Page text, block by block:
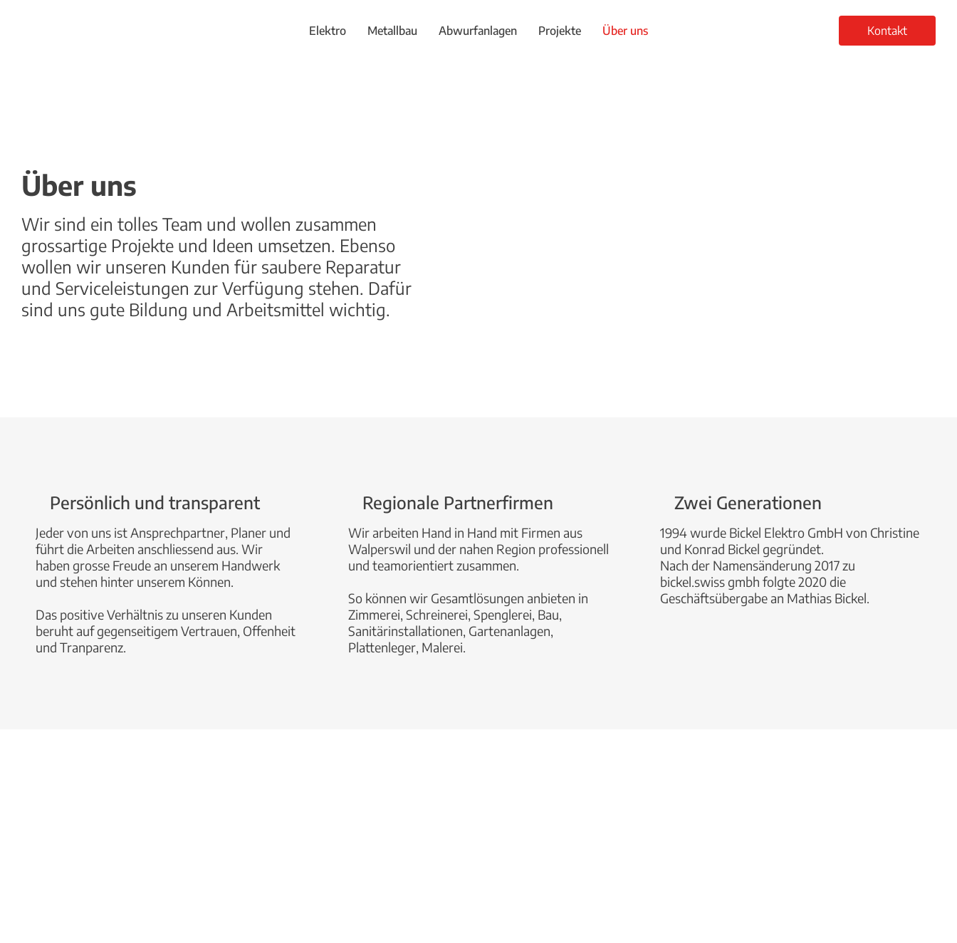
Elektro Metallbau Abwurfanlagen Projekte Über uns Kontakt
Über uns
Wir sind ein tolles Team und wollen zusammen
grossartige Projekte und Ideen umsetzen. Ebenso
wollen wir unseren Kunden für saubere Reparatur
und Serviceleistungen zur Verfügung stehen. Dafür
sind uns gute Bildung und Arbeitsmittel wichtig.
Jeder von uns ist Ansprechpartner, Planer und
führt die Arbeiten anschliessend aus. Wir
haben grosse Freude an unserem Handwerk
und stehen hinter unserem Können.
Das positive Verhältnis zu unseren Kunden
beruht auf gegenseitigem Vertrauen, Offenheit
und Tranparenz.
Persönlich und transparent
Wir arbeiten Hand in Hand mit Firmen aus
Walperswil und der nahen Region professionell
und teamorientiert zusammen.
So können wir Gesamtlösungen anbieten in
Zimmerei, Schreinerei, Spenglerei, Bau,
Sanitärinstallationen, Gartenanlagen,
Plattenleger, Malerei.
Regionale Partnerfirmen
1994 wurde Bickel Elektro GmbH von Christine
und Konrad Bickel gegründet.
Nach der Namensänderung 2017 zu
bickel.swiss gmbh folgte 2020 die
Geschäftsübergabe an Mathias Bickel.
Zwei Generationen